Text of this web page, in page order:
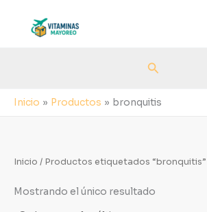
contenido
Buscar
Inicio Productos bronquitis
Inicio / Productos etiquetados “bronquitis”
Mostrando el único resultado